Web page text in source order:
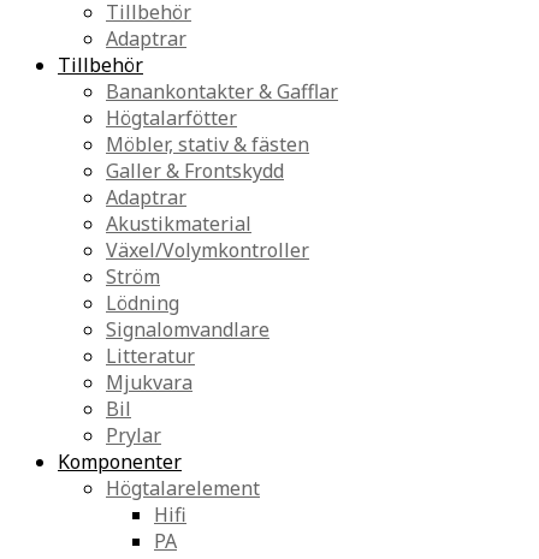
Tillbehör
Adaptrar
Tillbehör
Banankontakter & Gafflar
Högtalarfötter
Möbler, stativ & fästen
Galler & Frontskydd
Adaptrar
Akustikmaterial
Växel/Volymkontroller
Ström
Lödning
Signalomvandlare
Litteratur
Mjukvara
Bil
Prylar
Komponenter
Högtalarelement
Hifi
PA